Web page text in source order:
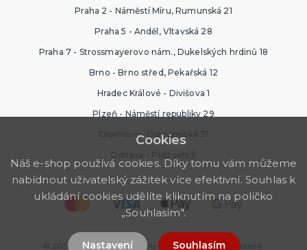
Praha 2 - Náměstí Míru, Rumunská 21
Praha 5 - Anděl, Vltavská 28
Praha 7 - Strossmayerovo nám., Dukelských hrdinů 18
Brno - Brno střed, Pekařská 12
Hradec Králové - Divišova 1
Plzeň - Náměstí republiky 29
Olomouc - Ostružnická 31
Ostrava - Poštovní 5
© 2026 Nejlevnější Ptákoviny. Všechna práva vyhrazena.
Cookies
Náš e-shop používá cookies. Díky tomu vám můžeme
nabídnout uživatelský zážitek více efektivní. Souhlas k
ukládání cookies udělíte kliknutím na políčko
„Souhlasím".
Nastavení Souhlasím